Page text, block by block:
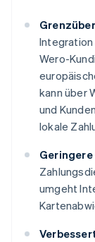
Wero-
kann über
und
lokale
umgeht